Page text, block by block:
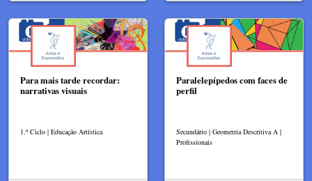
Para mais tarde recordar:
narrativas visuais
1.º Ciclo | Educação Artística
Paralelepípedos com faces de
perfil
Secundário | Geometria Descritiva A |
Profissionais